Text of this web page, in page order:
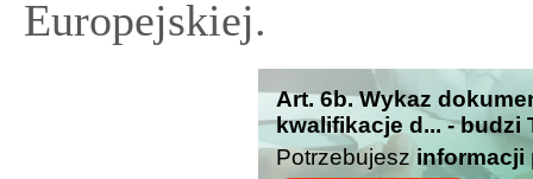
Europejskiej.
Art. 6b. Wykaz
kwalifikacje d... - budzi
Potrzebujesz informacji